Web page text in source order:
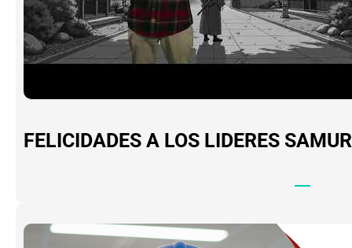
FELICIDADES A LOS LIDERES